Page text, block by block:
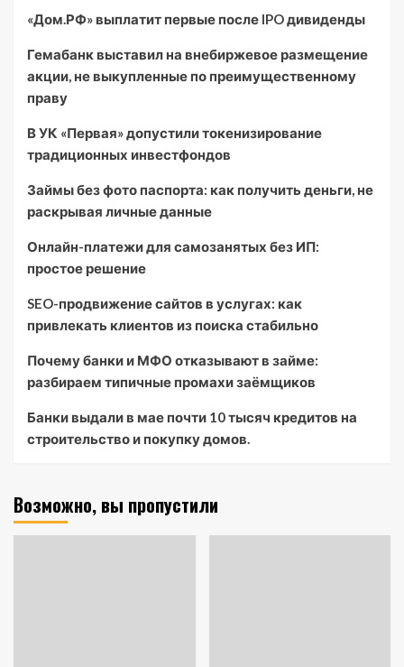
«Дом.РФ» выплатит первые после IPO дивиденды
Гемабанк выставил на внебиржевое размещение
акции, не выкупленные по преимущественному
праву
В УК «Первая» допустили токенизирование
традиционных инвестфондов
Займы без фото паспорта: как получить деньги, не
раскрывая личные данные
Онлайн-платежи для самозанятых без ИП:
простое решение
SEO-продвижение сайтов в услугах: как
привлекать клиентов из поиска стабильно
Почему банки и МФО отказывают в займе:
разбираем типичные промахи заёмщиков
Банки выдали в мае почти 10 тысяч кредитов на
строительство и покупку домов.
Возможно, вы пропустили